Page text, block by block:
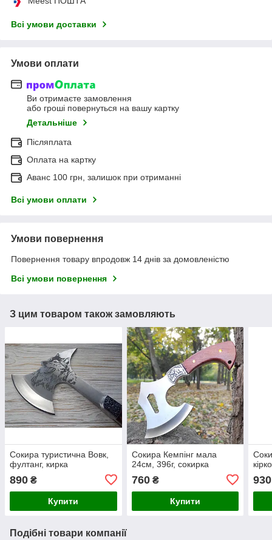
Всі умови доставки
Умови оплати
Ви отримаєте замовлення
або гроші повернуться на вашу картку
Детальніше
Післяплата
Оплата на картку
Аванс 100 грн, залишок при отриманні
Всі умови оплати
Умови повернення
Повернення товару впродовж 14 днів за домовленістю
Всі умови повернення
З цим товаром також замовляють
Сокира туристична Вовк,
фултанг, кирка
890 ₴
Купити
Сокира Кемпінг мала
24см, 396г, сокирка
760₴
Купити
930
Подібні товари компанії